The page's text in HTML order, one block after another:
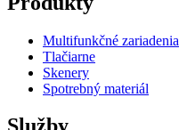
Multifunkčné zariadenia
Tlačiarne
Skenery
Spotrebný materiál